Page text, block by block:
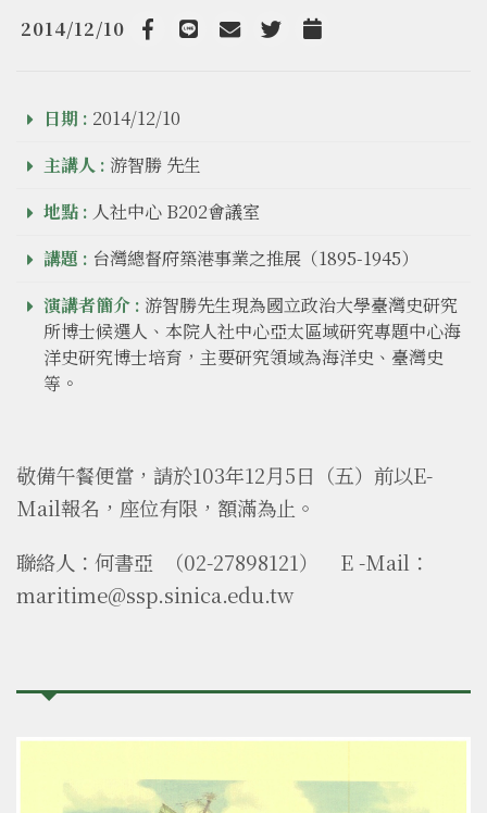
2014/12/10
Facebook TwitterAdd to Calendar
日期 : 2014/12/10
主講人 : 游智勝 先生
地點 : 人社中心 B202會議室
講題 : 台灣總督府築港事業之推展（1895-1945）
演講者簡介 : 游智勝先生現為國立政治大學臺灣史研究
所博士候選人、本院人社中心亞太區域研究專題中心海
洋史研究博士培育，主要研究領域為海洋史、臺灣史
等。
敬備午餐便當，請於103年12月5日（五）前以E-
Mail報名，座位有限，額滿為止。
聯絡人：何書亞 （02-27898121） E -Mail：
maritime@ssp.sinica.edu.tw